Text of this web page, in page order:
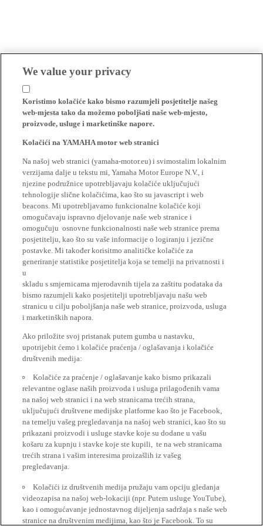
We value your privacy
Koristimo kolačiće kako bismo razumjeli posjetitelje našeg
web-mjesta tako da možemo poboljšati naše web-mjesto,
proizvode, usluge i marketinške napore.
Kolačići na YAMAHA motor web stranici
Na našoj web stranici (yamaha-motor.eu) i svimostalim lokalnim
verzijama dalje u tekstu mi, Yamaha Motor Europe N.V., i
njezine podružnice upotrebljavaju kolačiće uključujući
tehnologije slične kolačićima, kao što su javascript i web
beacons. Mi upotrebljavamo funkcionalne kolačiće koji
omogučavaju ispravno djelovanje naše web stranice i
omogučuju osnovne funkcionalnosti naše web stranice prema
posjetitelju, kao što su vaše informacije o logiranju i jezične
postavke. Mi također korisitmo analitičke kolačiće za
generiranje statistike posjetitelja koja se temelji na privatnosti i
u
skladu s smjernicama mjerodavnih tijela za zaštitu podataka da
bismo razumjeli kako posjetitelji upotrebljavaju našu web
stranicu u cilju poboljšanja naše web stranice, proizvoda, usluga
i marketinških napora.
Ako priložite svoj pristanak putem gumba u nastavku,
upotrijebit ćemo i kolačiće praćenja / oglašavanja i kolačiće
društvenih medija:
Kolačiće za praćenje / oglašavanje kako bismo prikazali
relevantne oglase naših proizvoda i usluga prilagođenih vama
na našoj web stranici i na web stranicama trećih strana,
uključujući društvene medijske platforme kao što je Facebook,
na temelju vašeg pregledavanja na našoj web stranici, kao što su
prikazani proizvodi i usluge stavke koje su dodane u vašu
košaru za kupnju i stavke koje ste kupili, te na web stranicama
trećih strana i vašim interesima proizašlih iz vašeg
pregledavanja.
Kolačići iz društvenih medija pružaju vam opciju gledanja
videozapisa na našoj web-lokaciji (npr. Putem usluge YouTube),
kao i omogućavanje jednostavnog dijeljenja sadržaja s naše web
stranice na društvenim medijima, kao što je Facebook. To su